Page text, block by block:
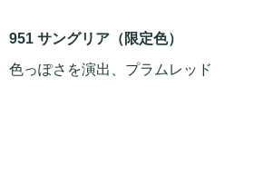
951 サングリア（限定色）
色っぽさを演出、プラムレッド